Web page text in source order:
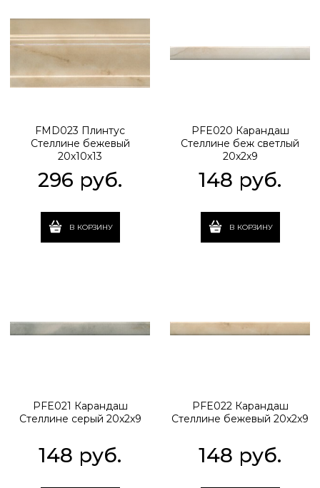
FMD023 Плинтус
Стеллине бежевый
20x10x13
296 руб.
В КОРЗИНУ
PFE020 Карандаш
Стеллине беж светлый
20x2x9
148 руб.
В КОРЗИНУ
PFE021 Карандаш
Стеллине серый 20x2x9
148 руб.
PFE022 Карандаш
Стеллине бежевый 20x2x9
148 руб.